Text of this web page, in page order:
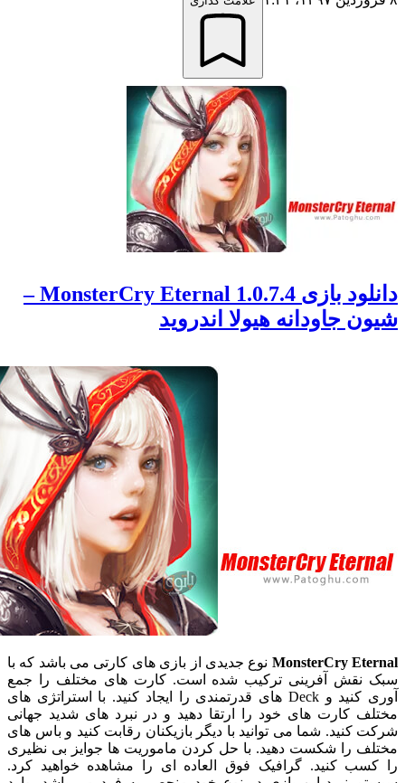
دانلود بازی MonsterCry Eternal 1.0.7.4 –
جاودانه هیولا اندروید
MonsterCryنوع جدیدی از بازی های کارتی می باشد که با
آفرینی ترکیب شده است. کارت های مختلف را جمع
آوری کنید و Deck های قدرتمندی را ایجاد کنید. با استراتژی های
کارت های خود را ارتقا دهید و در نبرد های شدید جهانی
شما می توانید با دیگر بازیکنان رقابت کنید و باس های
را شکست دهید. با حل کردن ماموریت ها جوایز بی نظیری
کنید. گرافیک فوق العاده ای را مشاهده خواهید کرد.